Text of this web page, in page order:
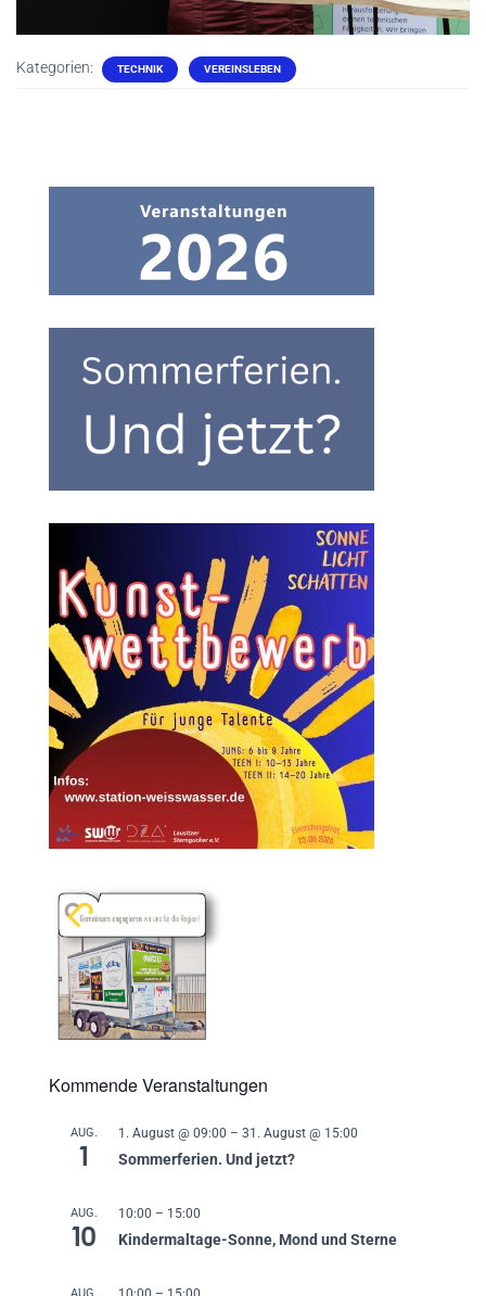
Kategorien: TECHNIK VEREINSLEBEN
Kommende Veranstaltungen
AUG.
1
1. August @ 09:00 – 31. August @ 15:00
Sommerferien. Und jetzt?
AUG.
10
10:00 – 15:00
Kindermaltage-Sonne, Mond und Sterne